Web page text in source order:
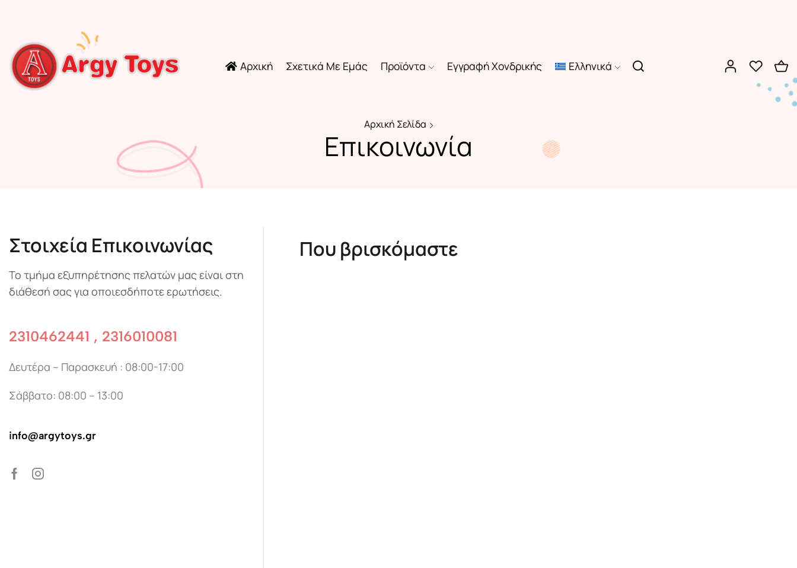
Αρχική Σχετικά Με Εμάς Προϊόντα Εγγραφή Χονδρικής Ελληνικά
Αρχική Σελίδα
Επικοινωνία
Στοιχεία Επικοινωνίας
Το τμήμα εξυπηρέτησης πελατών μας είναι στη
διάθεσή σας για οποιεσδήποτε ερωτήσεις.
2310462441 , 2316010081
Δευτέρα – Παρασκευή : 08:00-17:00
Σάββατο: 08:00 – 13:00
info@argytoys.gr
Που βρισκόμαστε